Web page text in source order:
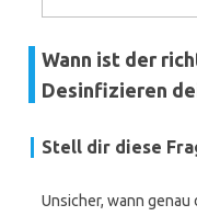
Wann ist der
Desinfizieren
Stell dir diese
Unsicher, wann genau